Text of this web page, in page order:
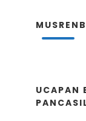
UCAPAN